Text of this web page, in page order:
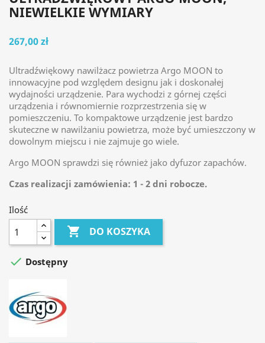
NIEWIELKIE WYMIARY
267,00 zł
Ultradźwiękowy nawilżacz powietrza Argo MOON to
innowacyjne pod względem designu jak i doskonałej
wydajności urządzenie. Para wychodzi z górnej części
urządzenia i równomiernie rozprzestrzenia się w
pomieszczeniu. To kompaktowe urządzenie jest bardzo
skuteczne w nawilżaniu powietrza, może być umieszczony w
dowolnym miejscu i nie zajmuje go wiele.
Argo MOON sprawdzi się również jako dyfuzor zapachów.
Czas realizacji zamówienia: 1 - 2 dni robocze.
Ilość
 DO KOSZYKA
 Dostępny